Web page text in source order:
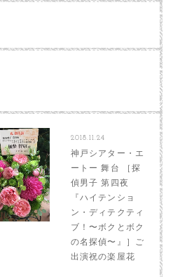
2018.11.24
神戸シアター・エ
ートー 舞台 ［探
偵男子 第四夜
『ハイテンショ
ン・ディテクティ
ブ！〜ボクとボク
の名探偵〜』］ご
出演祝の楽屋花